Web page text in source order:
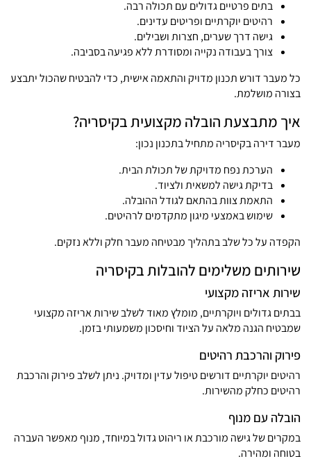
בתים פרטיים גדולים עם תכולה רבה.
רהיטים יוקרתיים ופריטים עדינים.
גישה דרך שערים, חצרות ושבילים.
צורך בעבודה נקייה ומסודרת ללא פגיעה בסביבה.
כל מעבר דורש תכנון מדויק והתאמה אישית, כדי להבטיח שהכול יתבצע
בצורה מושלמת.
איך מתבצעת הובלה מקצועית בקיסריה?
מעבר דירה בקיסריה מתחיל בתכנון נכון:
הערכת נפח מדויקת של תכולת הבית.
בדיקת גישה למשאית ולציוד.
התאמת צוות בהתאם לגודל ההובלה.
שימוש באמצעי מיגון מתקדמים לרהיטים.
הקפדה על כל שלב בתהליך מבטיחה מעבר חלק וללא נזקים.
שירותים משלימים להובלות בקיסריה
שירות אריזה מקצועי
בבתים גדולים ויוקרתיים, מומלץ מאוד לשלבשירות אריזה מקצועי
שמבטיח הגנה מלאה על הציוד וחיסכון משמעותי בזמן.
פירוק והרכבת רהיטים
רהיטים יוקרתיים דורשים טיפול עדין ומדויק. ניתן לשלבפירוק והרכבת
רהיטים כחלק מהשירות.
הובלה עם מנוף
במקרים של גישה מורכבת או ריהוט גדול במיוחד, מנוף מאפשר העברה
בטוחה ומהירה.